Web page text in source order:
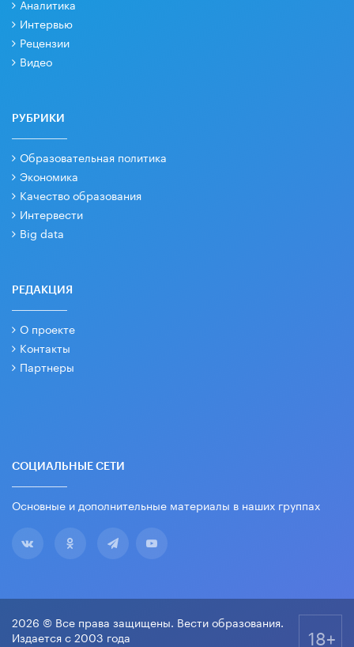
Аналитика
Интервью
Рецензии
Видео
РУБРИКИ
Образовательная политика
Экономика
Качество образования
Интервести
Big data
РЕДАКЦИЯ
О проекте
Контакты
Партнеры
СОЦИАЛЬНЫЕ СЕТИ
Основные и дополнительные материалы в наших группах
2026 © Все права защищены. Вести образования.
Издается с 2003 года
18+